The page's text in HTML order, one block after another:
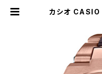
カシオ CASIO
正規 |